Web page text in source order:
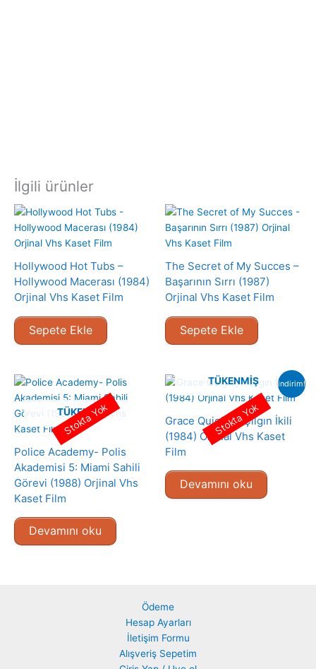
İlgili ürünler
Hollywood Hot Tubs –
Hollywood Macerası (1984)
Orjinal Vhs Kaset Film
Sepete Ekle
The Secret of My Succes –
Başarının Sırrı (1987)
Orjinal Vhs Kaset Film
Sepete Ekle
TÜKENMIŞ
Police Academy- Polis
Akademisi 5: Miami Sahili
Görevi (1988) Orjinal Vhs
Kaset Film
Devamını oku
Stokta Yok
indirim!
TÜKENMIŞ
Grace Quigley- Çılgın İkili
(1984) Orjinal Vhs Kaset
Film
Devamını oku
Stokta Yok
Ödeme
Hesap Ayarları
İletişim Formu
Alışveriş Sepetim